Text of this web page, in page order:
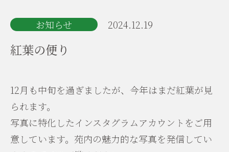
お知らせ 2024.12.19
紅葉の便り
12月も中旬を過ぎましたが、今年はまだ紅葉が見
られます。
写真に特化したインスタグラムアカウントをご用
意しています。苑内の魅力的な写真を発信してい